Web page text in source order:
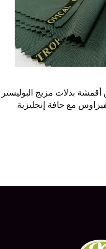
بدلات مزيج البوليستر
مع حافة إنجليزية